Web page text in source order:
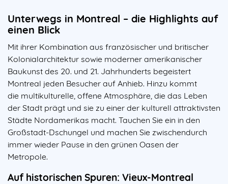
Unterwegs in Montreal – die Highlights auf
einen Blick
Mit ihrer Kombination aus französischer und britischer
Kolonialarchitektur sowie moderner amerikanischer
Baukunst des 20. und 21. Jahrhunderts begeistert
Montreal jeden Besucher auf Anhieb. Hinzu kommt
die multikulturelle, offene Atmosphäre, die das Leben
der Stadt prägt und sie zu einer der kulturell attraktivsten
Städte Nordamerikas macht. Tauchen Sie ein in den
Großstadt-Dschungel und machen Sie zwischendurch
immer wieder Pause in den grünen Oasen der
Metropole.
Auf historischen Spuren: Vieux-Montreal